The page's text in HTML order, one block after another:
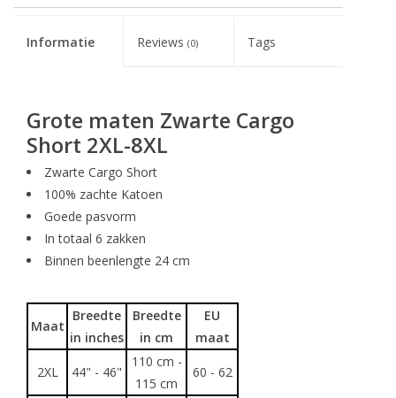
Informatie Reviews(0) Tags
Grote maten Zwarte Cargo
Short 2XL-8XL
Zwarte Cargo Short
100% zachte Katoen
Goede pasvorm
In totaal 6 zakken
Binnen beenlengte 24 cm
Maat
Breedte
in inches
Breedte
in cm
EU
maat
2XL 44" - 46"
110 cm -
115 cm
60 - 62